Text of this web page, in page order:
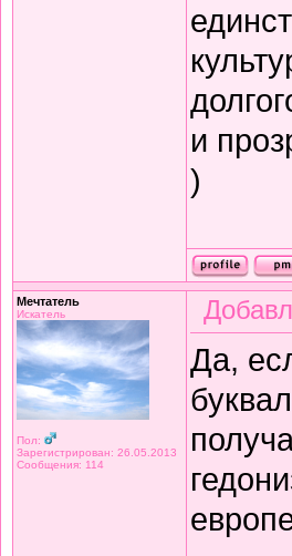
и
)
Мечтатель
Искатель
Пол:
Зарегистрирован: 26.05.2013
Сообщения: 114
Да,